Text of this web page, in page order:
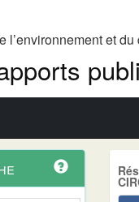
l’environnement et